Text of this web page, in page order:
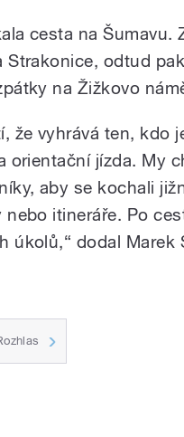
cesta na Šumavu.
odtud
na Žižkovo
že vyhrává ten, kdo
orientační jízda. My
aby se kochali
itineráře. Po
úkolů,“ dodal Marek